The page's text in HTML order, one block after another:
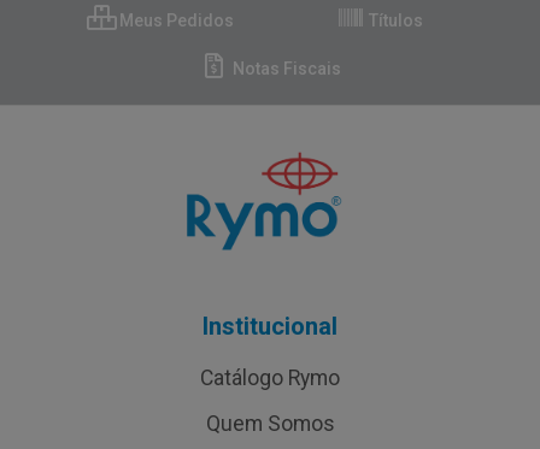
Meus Pedidos Títulos
Notas Fiscais
Institucional
Catálogo Rymo
Quem Somos